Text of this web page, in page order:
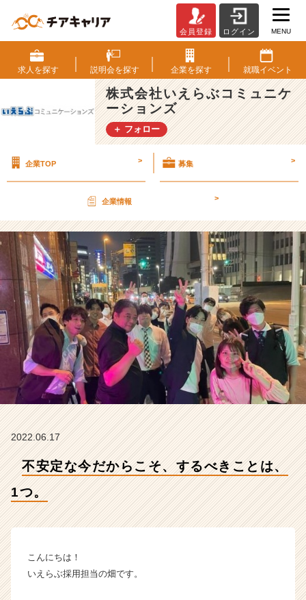
安
定
な
今
だ
か
ら
す
る
き
こ
と
は、
1
つ。
【株
式
会
い
え
ニ
ョ
の
会員登録 ログイン MENU
求人を探す 説明会を探す 企業を探す 就職イベント
株式会社いえらぶコミュニケ
ーションズ
＋ フォロー
企業TOP > 募集 >
企業情報 >
2022.06.17
不安定な今だからこそ、するべきことは、
1つ。
こんにちは！
いえらぶ採用担当の畑です。